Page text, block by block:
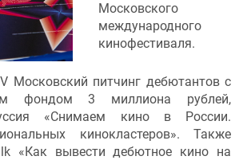
Московского
международного
кинофестиваля.
Московский питчинг дебютантов с
фондом 3 миллиона рублей,
«Снимаем кино в России.
кинокластеров». Также
«Как вывести дебютное кино на